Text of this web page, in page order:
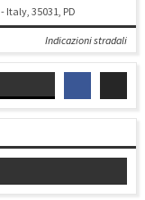
Italy, 35031, PD
Indicazioni stradali